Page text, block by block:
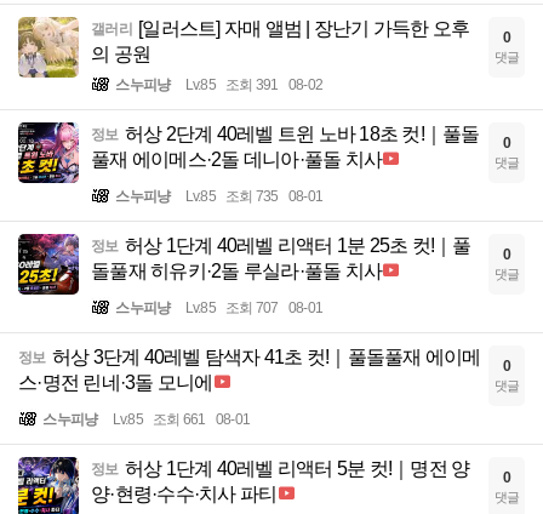
갤러리 [일러스트] 자매 앨범 | 장난기 가득한 오후
의 공원
스누피냥 Lv.85 조회 391 08-02
0
댓글
정보 허상 2단계 40레벨 트윈 노바 18초 컷!｜풀돌
풀재 에이메스·2돌 데니아·풀돌 치사
스누피냥 Lv.85 조회 735 08-01
0
댓글
정보 허상 1단계 40레벨 리액터 1분 25초 컷!｜풀
돌풀재 히유키·2돌 루실라·풀돌 치사
스누피냥 Lv.85 조회 707 08-01
0
댓글
정보 허상 3단계 40레벨 탐색자 41초 컷!｜풀돌풀재 에이메
스·명전 린네·3돌 모니에
스누피냥 Lv.85 조회 661 08-01
0
댓글
정보 허상 1단계 40레벨 리액터 5분 컷!｜명전 양
양·현령·수수·치사 파티
0
댓글